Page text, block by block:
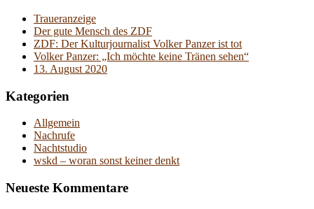
Traueranzeige
Der gute Mensch des ZDF
ZDF: Der Kulturjournalist Volker Panzer ist tot
Volker Panzer: „Ich möchte keine Tränen sehen“
13. August 2020
Kategorien
Allgemein
Nachrufe
Nachtstudio
wskd – woran sonst keiner denkt
Neueste Kommentare